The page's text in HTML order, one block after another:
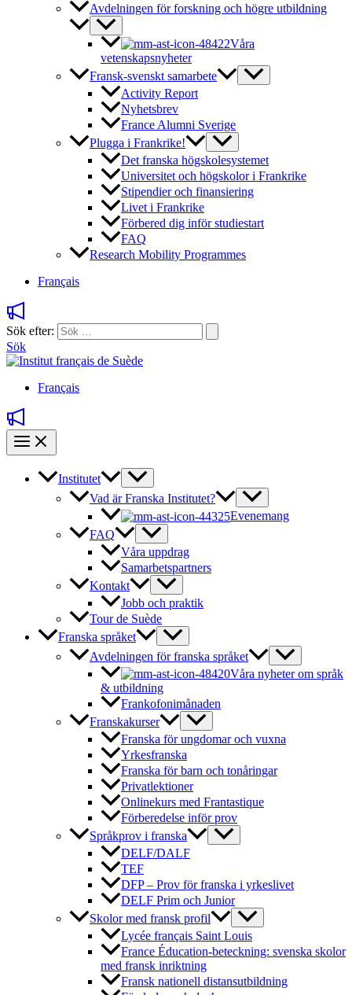
Avdelningen för forskning och högre utbildning
Våra
vetenskapsnyheter
Fransk-svenskt samarbete
Activity Report
Nyhetsbrev
France Alumni Sverige
Plugga i Frankrike!
Det franska högskolesystemet
Universitet och högskolor i Frankrike
Stipendier och finansiering
Livet i Frankrike
Förbered dig inför studiestart
FAQ
Research Mobility Programmes
Français
Sök efter:
Sök
Français
Institutet
Vad är Franska Institutet?
Evenemang
FAQ
Våra uppdrag
Samarbetspartners
Kontakt
Jobb och praktik
Tour de Suède
Franska språket
Avdelningen för franska språket
Våra nyheter om språk
& utbildning
Frankofonimånaden
Franskakurser
Franska för ungdomar och vuxna
Yrkesfranska
Franska för barn och tonåringar
Privatlektioner
Onlinekurs med Frantastique
Förberedelse inför prov
Språkprov i franska
DELF/DALF
TEF
DFP – Prov för franska i yrkeslivet
DELF Prim och Junior
Skolor med fransk profil
Lycée français Saint Louis
France Éducation-beteckning: svenska skolor
med fransk inriktning
Fransk nationell distansutbildning